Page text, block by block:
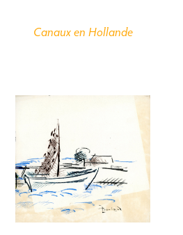
Canaux en Hollande